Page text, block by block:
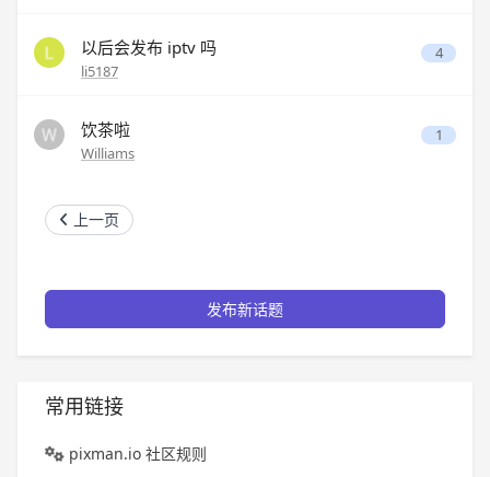
以后会发布 iptv 吗
li5187
4
饮茶啦
Williams
1
上一页
发布新话题
常用链接
pixman.io 社区规则